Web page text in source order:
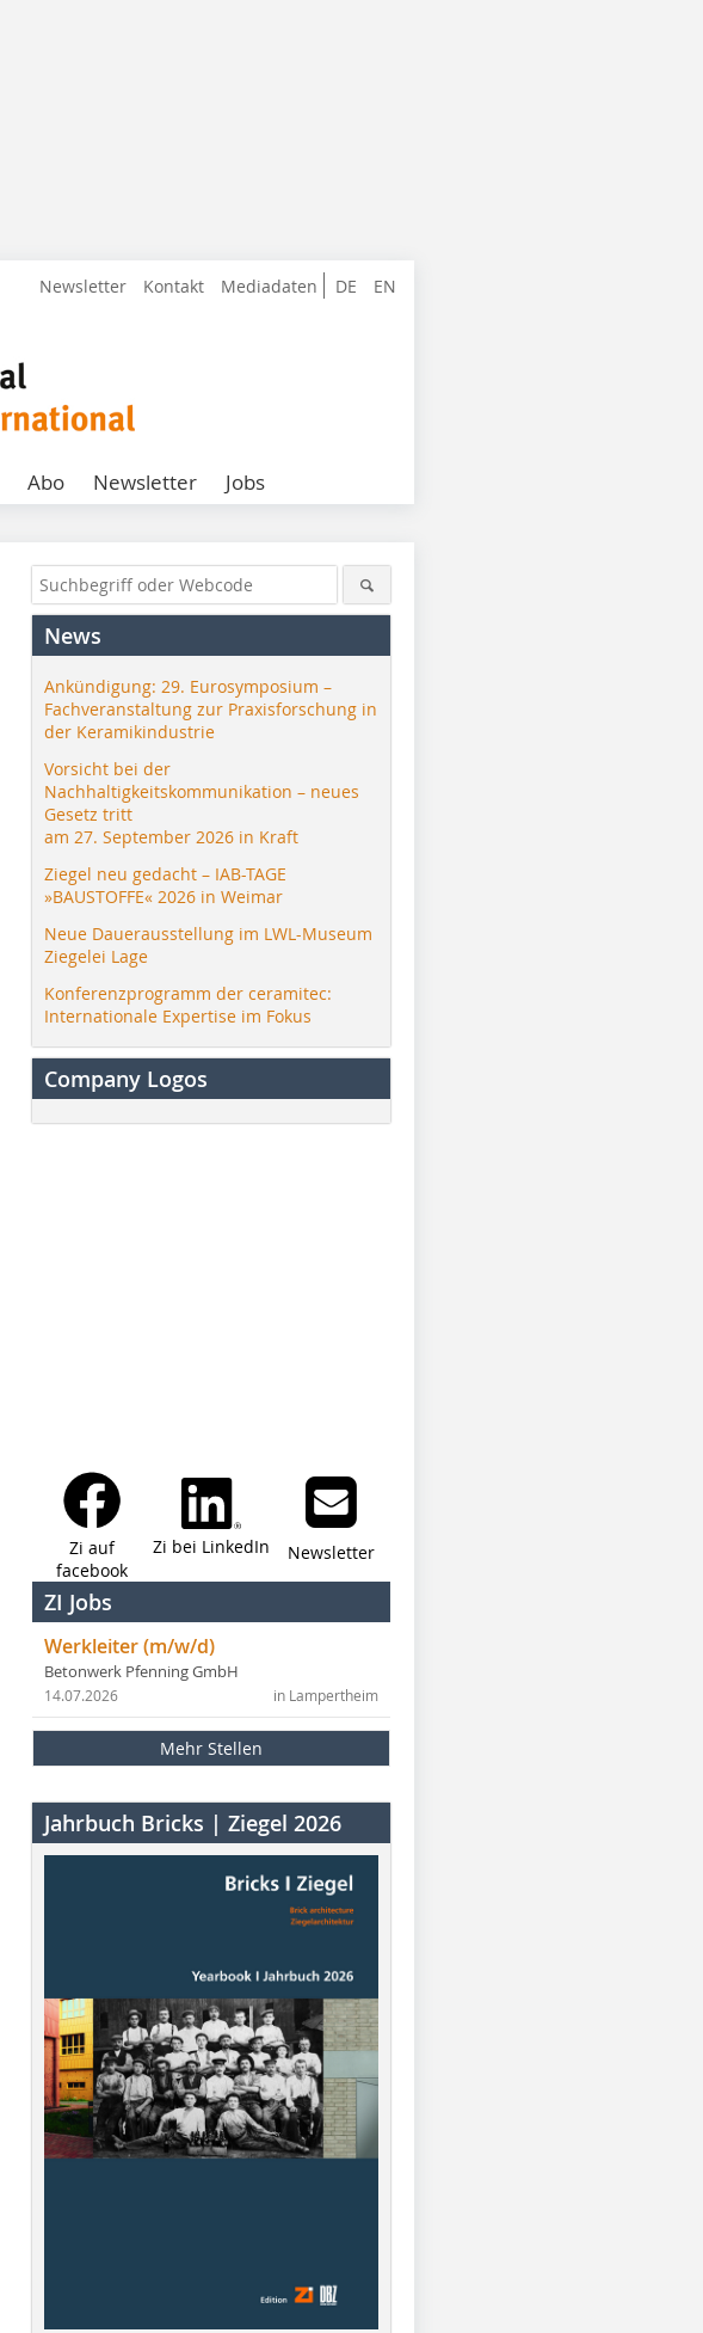
DE EN
Newsletter Kontakt Mediadaten
Abo Newsletter Jobs
News
Ankündigung: 29. Eurosymposium –
Fachveranstaltung zur Praxisforschung in
der Keramikindustrie
Vorsicht bei der
Nachhaltigkeitskommunikation – neues
Gesetz tritt
am 27. September 2026 in Kraft
Ziegel neu gedacht – IAB-TAGE
»BAUSTOFFE« 2026 in Weimar
Neue Dauerausstellung im LWL-Museum
Ziegelei Lage
Konferenzprogramm der ceramitec:
Internationale Expertise im Fokus
Company Logos
Zi auf
facebook
Zi bei LinkedIn Newsletter
ZI Jobs
Werkleiter (m/w/d)
Betonwerk Pfenning GmbH
in Lampertheim
14.07.2026
Mehr Stellen
Jahrbuch Bricks | Ziegel 2026